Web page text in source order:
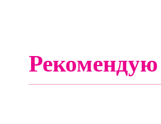
Рекомендую